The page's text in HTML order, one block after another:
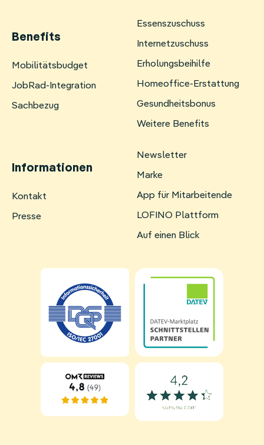
Benefits
Navigation
überspringen
Mobilitätsbudget
JobRad-Integration
Sachbezug
Essenszuschuss
Internetzuschuss
Erholungsbeihilfe
Homeoffice-Erstattung
Gesundheitsbonus
Weitere Benefits
Informationen
Navigation
überspringen
Kontakt
Presse
Newsletter
Marke
App für Mitarbeitende
LOFINO Plattform
Auf einen Blick